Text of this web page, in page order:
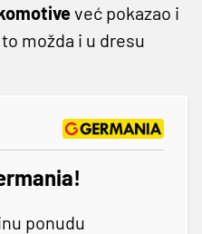
već pokazao i
možda i u dresu
ponudu